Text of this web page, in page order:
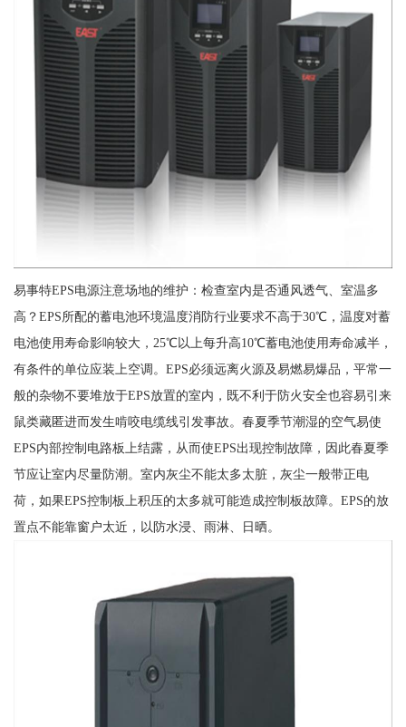
易事特EPS电源注意场地的维护：检查室内是否通风透气、室温多
高？EPS所配的蓄电池环境温度消防行业要求不高于30℃，温度对蓄
电池使用寿命影响较大，25℃以上每升高10℃蓄电池使用寿命减半，
有条件的单位应装上空调。EPS必须远离火源及易燃易爆品，平常一
般的杂物不要堆放于EPS放置的室内，既不利于防火安全也容易引来
鼠类藏匿进而发生啃咬电缆线引发事故。春夏季节潮湿的空气易使
EPS内部控制电路板上结露，从而使EPS出现控制故障，因此春夏季
节应让室内尽量防潮。室内灰尘不能太多太脏，灰尘一般带正电
荷，如果EPS控制板上积压的太多就可能造成控制板故障。EPS的放
置点不能靠窗户太近，以防水浸、雨淋、日晒。